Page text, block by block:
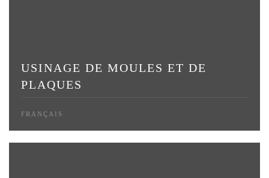
USINAGE DE MOULES ET DE
PLAQUES
FRANÇAIS